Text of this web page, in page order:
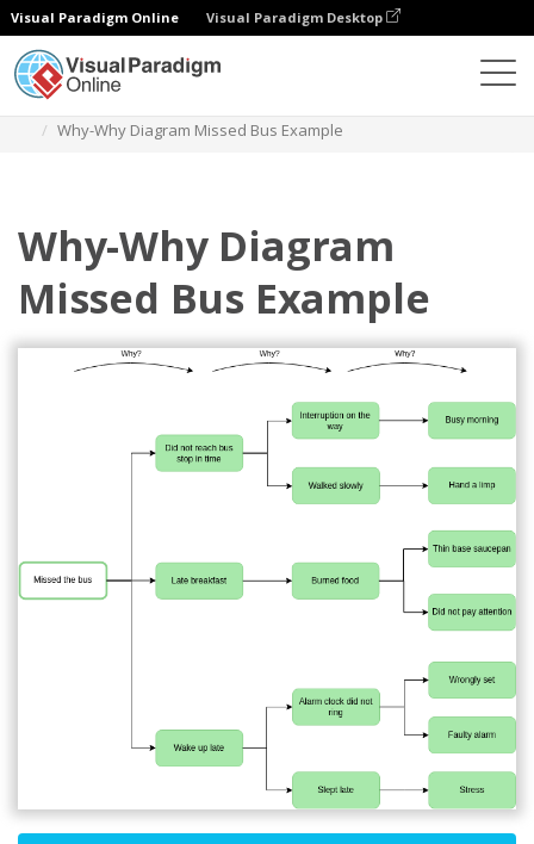
Visual Paradigm Online Visual Paradigm Desktop
Why-Why Diagram Missed Bus Example
Why-Why Diagram
Missed Bus Example